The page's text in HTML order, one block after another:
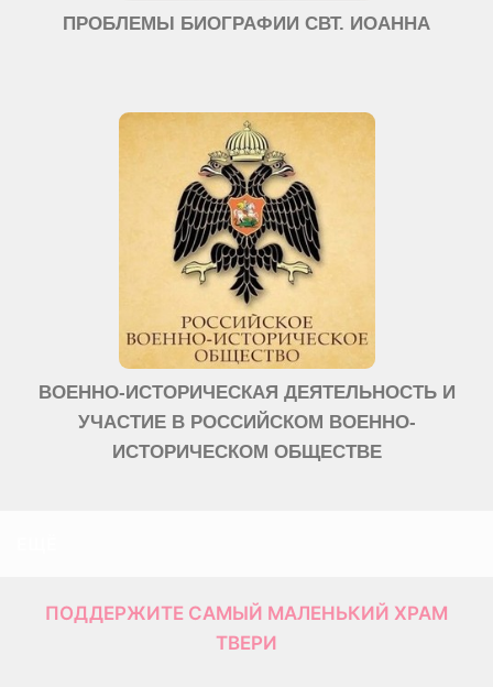
ПРОБЛЕМЫ БИОГРАФИИ СВТ. ИОАННА
ВОЕННО-ИСТОРИЧЕСКАЯ ДЕЯТЕЛЬНОСТЬ И
УЧАСТИЕ В РОССИЙСКОМ ВОЕННО-
ИСТОРИЧЕСКОМ ОБЩЕСТВЕ
ПОДДЕРЖИТЕ САМЫЙ МАЛЕНЬКИЙ ХРАМ
ТВЕРИ